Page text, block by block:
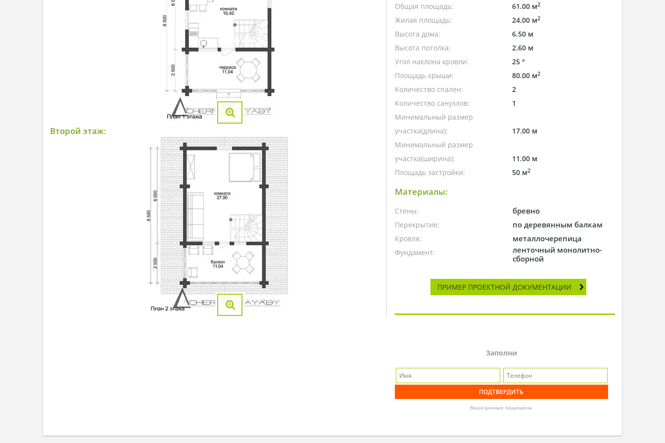
Второй этаж:
Общая площадь:
61.00 м2
Жилая площадь: 24.00 м2
Высота дома:
6.50 м
Высота потолка:
2.60 м
Угол наклона кровли:
25 °
Площадь крыши:
80.00 м2
Количество спален:
2
Количество санузлов:
1
Минимальный размер
участка(длина):
17.00 м
Минимальный размер
участка(ширина):
11.00 м
Площадь застройки:
50 м2
Материалы:
Стены: бревно
Перекрытие: по деревянным балкам
Кровля: металлочерепица
Фундамент:
ленточный монолитно-
сборной
ПРИМЕР ПРОЕКТНОЙ ДОКУМЕНТАЦИИ
Заполни
Ваши данные защищены